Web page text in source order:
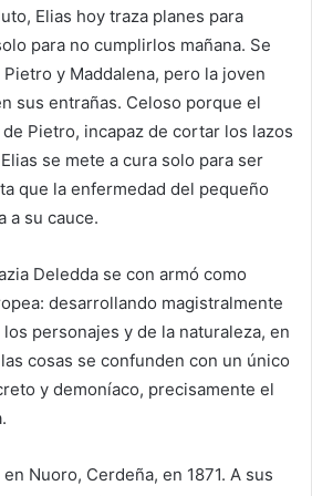
Elias hoy traza planes para
para no cumplirlos mañana. Se
y Maddalena, pero la joven
sus entrañas. Celoso porque el
Pietro, incapaz de cortar los lazos
se mete a cura solo para ser
que la enfermedad del pequeño
a su cauce.
Deledda se con armó como
desarrollando magistralmente
personajes y de la naturaleza, en
cosas se confunden con un único
y demoníaco, precisamente el
Nuoro, Cerdeña, en 1871. A sus